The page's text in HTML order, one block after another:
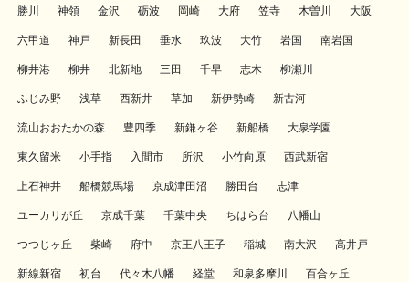
勝川 神領 金沢 砺波 岡崎 大府 笠寺 木曽川 大阪
六甲道 神戸 新長田 垂水 玖波 大竹 岩国 南岩国
柳井港 柳井 北新地 三田 千早 志木 柳瀬川
ふじみ野 浅草 西新井 草加 新伊勢崎 新古河
流山おおたかの森 豊四季 新鎌ヶ谷 新船橋 大泉学園
東久留米 小手指 入間市 所沢 小竹向原 西武新宿
上石神井 船橋競馬場 京成津田沼 勝田台 志津
ユーカリが丘 京成千葉 千葉中央 ちはら台 八幡山
つつじヶ丘 柴崎 府中 京王八王子 稲城 南大沢 高井戸
新線新宿 初台 代々木八幡 経堂 和泉多摩川 百合ヶ丘